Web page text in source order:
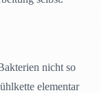
nicht so
elementar